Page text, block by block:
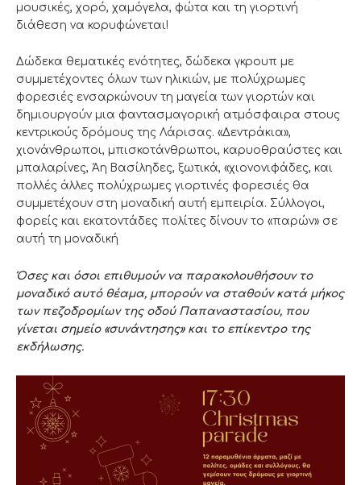
μουσικές, χορό, χαμόγελα, φώτα και τη γιορτινή
διάθεση να κορυφώνεται!
Δώδεκα θεματικές ενότητες, δώδεκα γκρουπ με
συμμετέχοντες όλων των ηλικιών, με πολύχρωμες
φορεσιές ενσαρκώνουν τη μαγεία των γιορτών και
δημιουργούν μια φαντασμαγορική ατμόσφαιρα στους
κεντρικούς δρόμους της Λάρισας. «Δεντράκια»,
χιονάνθρωποι, μπισκοτάνθρωποι, καρυοθραύστες και
μπαλαρίνες, Άη Βασίληδες, ξωτικά, «χιονονιφάδες, και
πολλές άλλες πολύχρωμες γιορτινές φορεσιές θα
συμμετέχουν στη μοναδική αυτή εμπειρία. Σύλλογοι,
φορείς και εκατοντάδες πολίτες δίνουν το «παρών» σε
αυτή τη μοναδική
Όσες και όσοι επιθυμούν να παρακολουθήσουν το
μοναδικό αυτό θέαμα, μπορούν να σταθούν κατά μήκος
των πεζοδρομίων της οδού Παπαναστασίου, που
γίνεται σημείο «συνάντησης» και το επίκεντρο της
εκδήλωσης.